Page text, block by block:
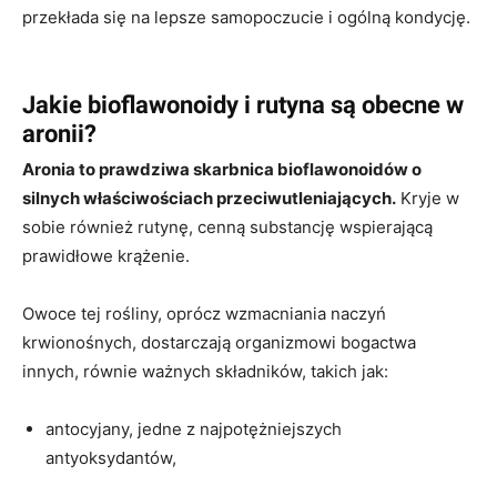
przekłada się na lepsze samopoczucie i ogólną kondycję.
Jakie bioflawonoidy i rutyna są obecne w
aronii?
Aronia to prawdziwa skarbnica bioflawonoidów o
silnych właściwościach przeciwutleniających. Kryje w
sobie również rutynę, cenną substancję wspierającą
prawidłowe krążenie.
Owoce tej rośliny, oprócz wzmacniania naczyń
krwionośnych, dostarczają organizmowi bogactwa
innych, równie ważnych składników, takich jak:
antocyjany, jedne z najpotężniejszych
antyoksydantów,